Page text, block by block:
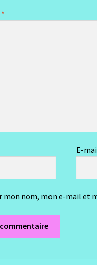
*
E-
mon nom, mon e-mail et